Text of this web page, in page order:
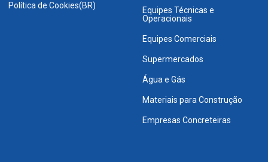
Política de Cookies(BR)
Equipes Técnicas e
Operacionais
Equipes Comerciais
Supermercados
Água e Gás
Materiais para Construção
Empresas Concreteiras